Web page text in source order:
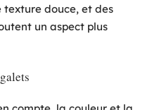
douce, et des
un aspect plus